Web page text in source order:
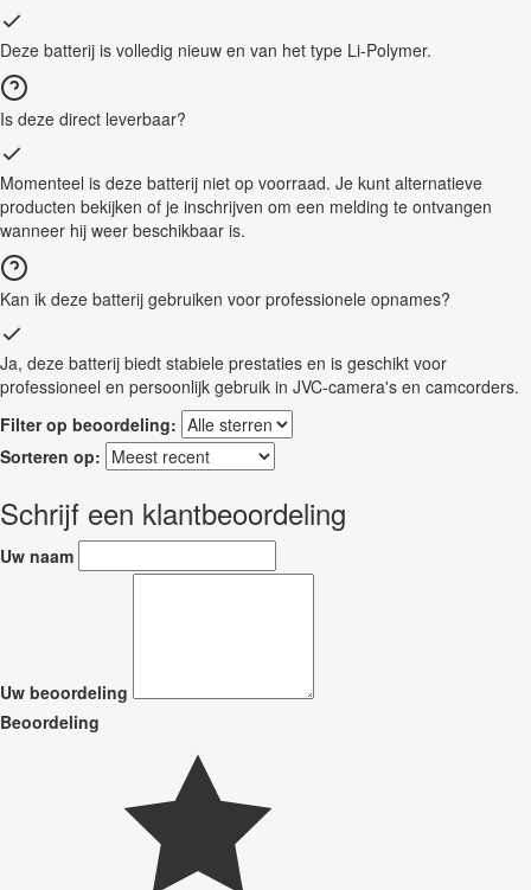
Deze batterij is volledig nieuw en van het type Li-Polymer.
Is deze direct leverbaar?
Momenteel is deze batterij niet op voorraad. Je kunt alternatieve
producten bekijken of je inschrijven om een melding te ontvangen
wanneer hij weer beschikbaar is.
Kan ik deze batterij gebruiken voor professionele opnames?
Ja, deze batterij biedt stabiele prestaties en is geschikt voor
professioneel en persoonlijk gebruik in JVC-camera's en camcorders.
Filter op beoordeling:
Sorteren op:
Schrijf een klantbeoordeling
Uw naam
Uw beoordeling
Beoordeling